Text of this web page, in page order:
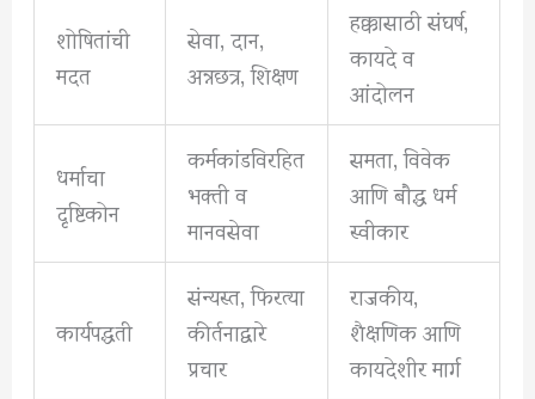
शोषितांची
मदत
सेवा, दान,
अन्नछत्र, शिक्षण
हक्कासाठी संघर्ष,
कायदे व
आंदोलन
धर्माचा
दृष्टिकोन
कर्मकांडविरहित
भक्ती व
मानवसेवा
समता, विवेक
आणि बौद्ध धर्म
स्वीकार
कार्यपद्धती
संन्यस्त, फिरत्या
कीर्तनाद्वारे
प्रचार
राजकीय,
शैक्षणिक आणि
कायदेशीर मार्ग